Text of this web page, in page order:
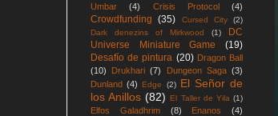
Umbar
(4) Crisis Protocol (4)
Crowdfunding (35) Cursed City
(2)
Dark denezins of Mirkwood
(1)
DC
Universe Miniature Game
(19)
Desafío de pintura (20) Dragon Ball
(10)
Drukhari (7) Dungeon Saga (3)
Dunland (4) Edge (2) El Señor de
los Anillos (82) El Taller de Yila (1)
Elfos Galadhrim (8) Enanos
(4)